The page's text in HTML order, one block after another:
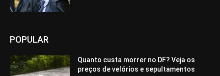
POPULAR
Quanto custa morrer no DF? Veja os
preços de velórios e sepultamentos